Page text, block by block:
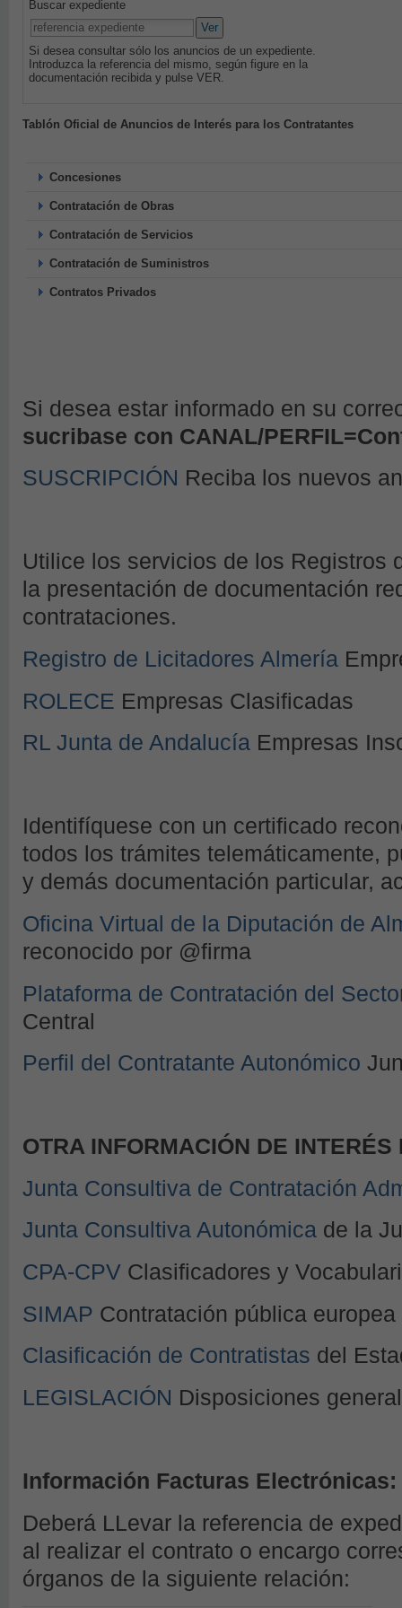
Buscar expediente
Ver
Si desea consultar sólo los anuncios de un expediente.
Introduzca la referencia del mismo, según figure en la
documentación recibida y pulse VER.
Tablón Oficial de Anuncios de Interés para los Contratantes
Concesiones
Contratación de Obras
Contratación de Servicios
Contratación de Suministros
Contratos Privados
Si desea estar informado en su
sucribase con CANAL/
SUSCRIPCIÓN Reciba los nuevos
Utilice los servicios de los Registros
la presentación de documentación
contrataciones.
Registro de Licitadores Almería
ROLECE Empresas Clasificadas
RL Junta de Andalucía Empresas
Identifíquese con un certificado
todos los trámites telemáticamente,
y demás documentación particular,
Oficina Virtual de la Diputación de
reconocido por @firma
Plataforma de Contratación del
Central
Perfil del Contratante Autonómico
OTRA INFORMACIÓN DE
Junta Consultiva de Contratación
Junta Consultiva Autonómica de la
CPA-CPV Clasificadores y
SIMAP Contratación pública europea
Clasificación de Contratistas del
LEGISLACIÓN Disposiciones
Información Facturas Electrónicas:
Deberá LLevar la referencia de
al realizar el contrato o encargo
órganos de la siguiente relación: